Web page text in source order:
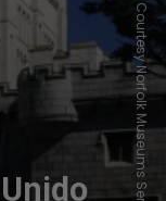
Courtesy Norfolk Museums Service